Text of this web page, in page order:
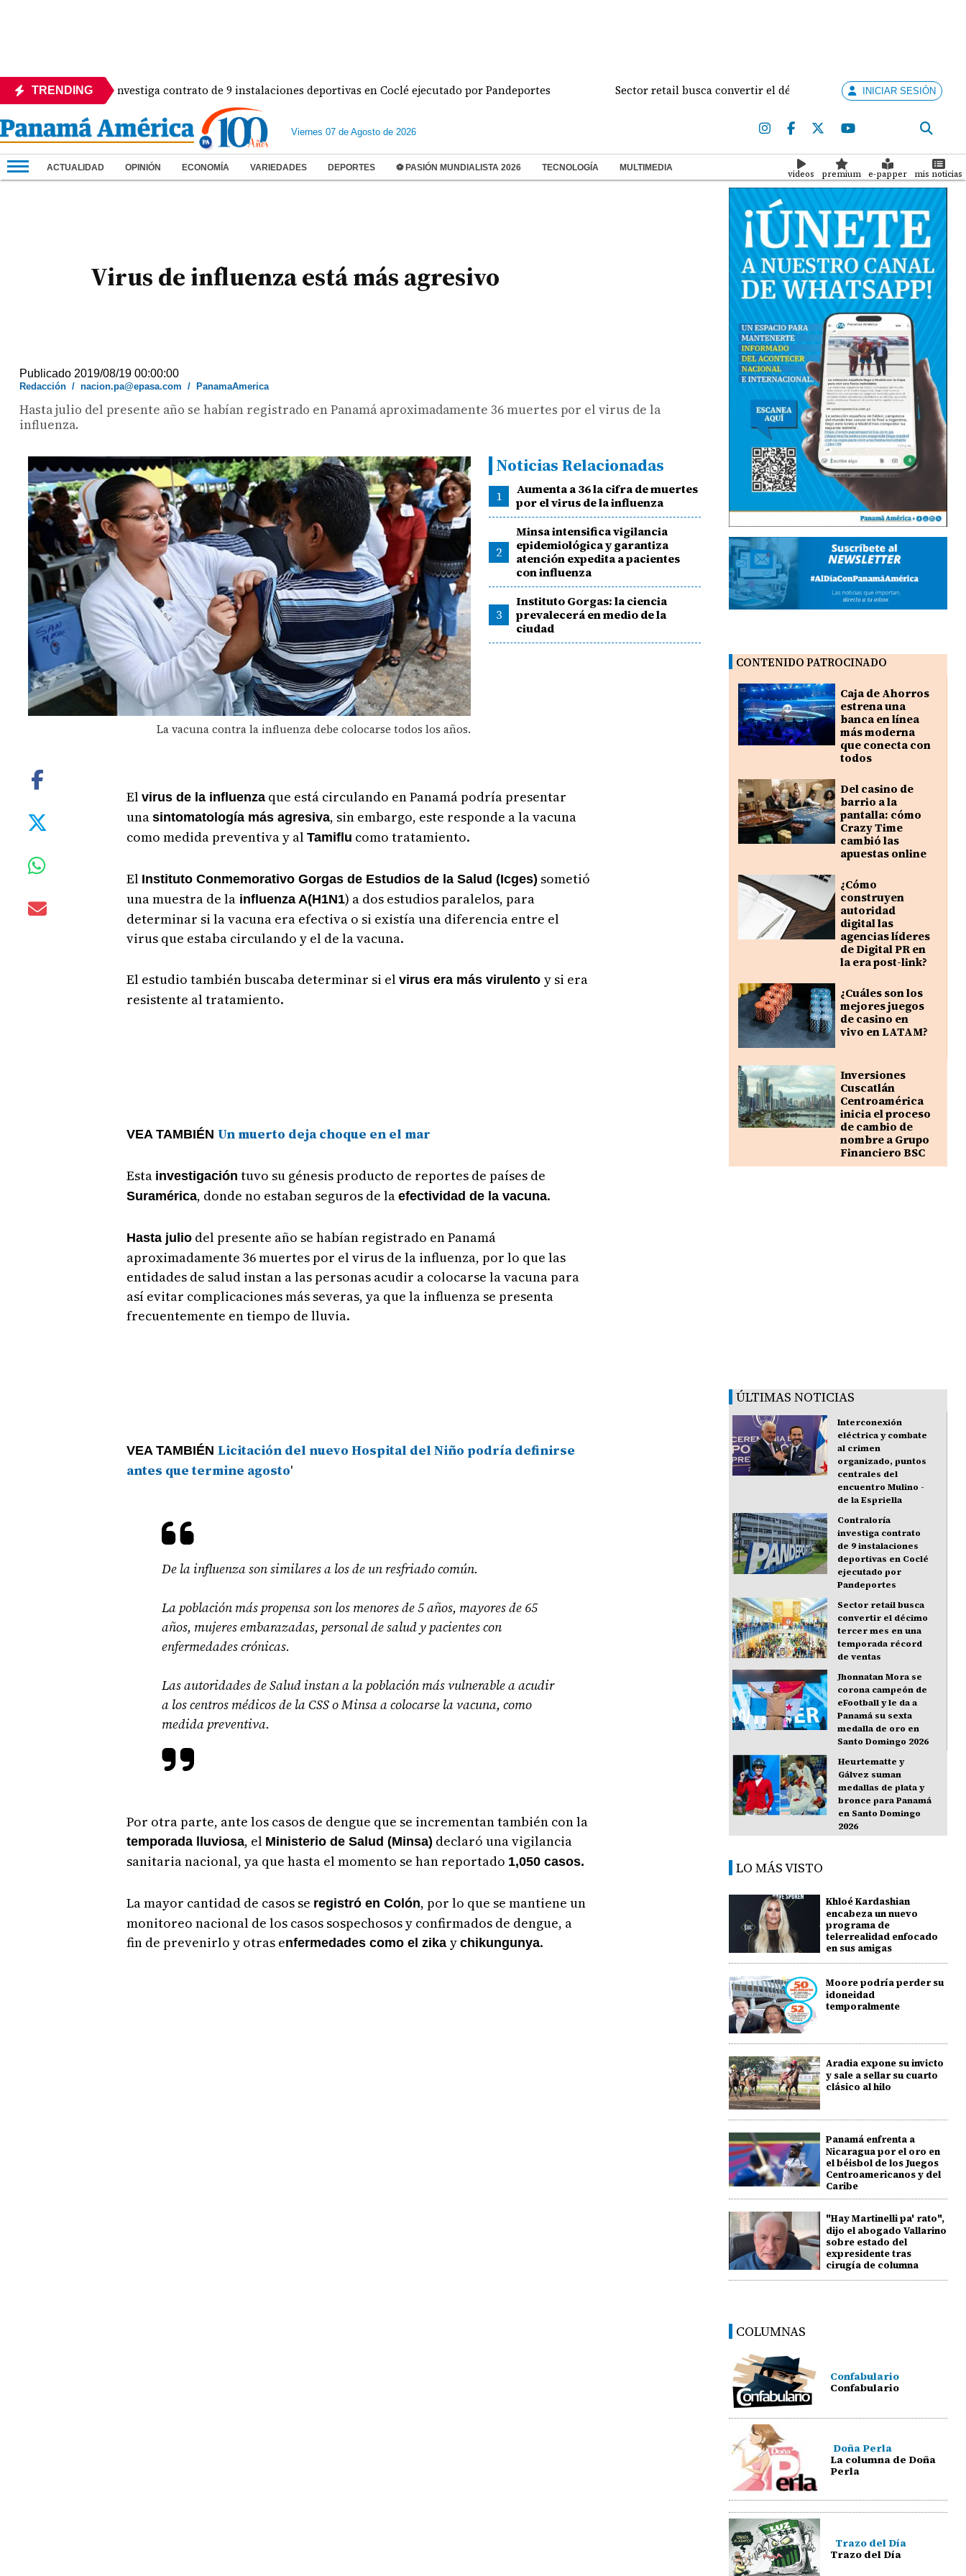
TRENDING
Contraloría investiga contrato de 9 instalaciones deportivas en Coclé ejecutado por Pandeportes Sector retail busca convertir el décimo tercer mes en una temporada
INICIAR SESIÓN
Viernes 07 de Agosto de 2026
ACTUALIDAD OPINIÓN ECONOMÍA VARIEDADES DEPORTES ⚽ PASIÓN MUNDIALISTA 2026 TECNOLOGÍA MULTIMEDIA
videos premium e-papper mis noticias
Virus de influenza está más agresivo
Publicado 2019/08/19 00:00:00
Redacción /nacion.pa@epasa.com / PanamaAmerica
Hasta julio del presente año se habían registrado en Panamá aproximadamente 36 muertes por el virus de la
influenza.
La vacuna contra la influenza debe colocarse todos los años.
Noticias Relacionadas
1
Aumenta a 36 la cifra de muertes
por el virus de la influenza
2
Minsa intensifica vigilancia
epidemiológica y garantiza
atención expedita a pacientes
con influenza
3
Instituto Gorgas: la ciencia
prevalecerá en medio de la
ciudad
El virus de la influenzaque está circulando en Panamá podría presentar
una sintomatología más agresiva, sin embargo, este responde a la vacuna
como medida preventiva y al Tamiflu como tratamiento.
El Instituto Conmemorativo Gorgas de Estudios de la Salud (Icges) sometió
una muestra de lainfluenza A(H1N1) a dos estudios paralelos, para
determinar si la vacuna era efectiva o si existía una diferencia entre el
virus que estaba circulando y el de la vacuna.
El estudio también buscaba determinar si el virus era más virulento y si era
resistente al tratamiento.
VEA TAMBIÉN Un muerto deja choque en el mar
Esta investigación tuvo su génesis producto de reportes de países de
Suramérica, donde no estaban seguros de la efectividad de la vacuna.
Hasta juliodel presente año se habían registrado en Panamá
aproximadamente 36 muertes por el virus de la influenza, por lo que las
entidades de salud instan a las personas acudir a colocarse la vacuna para
así evitar complicaciones más severas, ya que la influenza se presenta
frecuentemente en tiempo de lluvia.
VEA TAMBIÉN Licitación del nuevo Hospital del Niño podría definirse
antes que termine agosto'
De la influenza son similares a los de un resfriado común.
La población más propensa son los menores de 5 años, mayores de 65
años, mujeres embarazadas, personal de salud y pacientes con
enfermedades crónicas.
Las autoridades de Salud instan a la población más vulnerable a acudir
a los centros médicos de la CSS o Minsa a colocarse la vacuna, como
medida preventiva.
Por otra parte, ante los casos de dengue que se incrementan también con la
temporada lluviosa, el Ministerio de Salud (Minsa) declaró una vigilancia
sanitaria nacional, ya que hasta el momento se han reportado 1,050 casos.
La mayor cantidad de casos se registró en Colón, por lo que se mantiene un
monitoreo nacional de los casos sospechosos y confirmados de dengue, a
fin de prevenirlo y otras enfermedades como el zika y chikungunya.
CONTENIDO PATROCINADO
Caja de Ahorros
estrena una
banca en línea
más moderna
que conecta con
todos
Del casino de
barrio a la
pantalla: cómo
Crazy Time
cambió las
apuestas online
¿Cómo
construyen
autoridad
digital las
agencias líderes
de Digital PR en
la era post-link?
¿Cuáles son los
mejores juegos
de casino en
vivo en LATAM?
Inversiones
Cuscatlán
Centroamérica
inicia el proceso
de cambio de
nombre a Grupo
Financiero BSC
ÚLTIMAS NOTICIAS
Interconexión
eléctrica y combate
al crimen
organizado, puntos
centrales del
encuentro Mulino -
de la Espriella
Contraloría
investiga contrato
de 9 instalaciones
deportivas en Coclé
ejecutado por
Pandeportes
Sector retail busca
convertir el décimo
tercer mes en una
temporada récord
de ventas
Jhonnatan Mora se
corona campeón de
eFootball y le da a
Panamá su sexta
medalla de oro en
Santo Domingo 2026
Heurtematte y
Gálvez suman
medallas de plata y
bronce para Panamá
en Santo Domingo
2026
LO MÁS VISTO
Khloé Kardashian
encabeza un nuevo
programa de
telerrealidad enfocado
en sus amigas
Moore podría perder su
idoneidad
temporalmente
Aradia expone su invicto
y sale a sellar su cuarto
clásico al hilo
Panamá enfrenta a
Nicaragua por el oro en
el béisbol de los Juegos
Centroamericanos y del
Caribe
"Hay Martinelli pa' rato",
dijo el abogado Vallarino
sobre estado del
expresidente tras
cirugía de columna
COLUMNAS
Confabulario
Confabulario
Doña Perla
La columna de Doña
Perla
Trazo del Día
Trazo del Día